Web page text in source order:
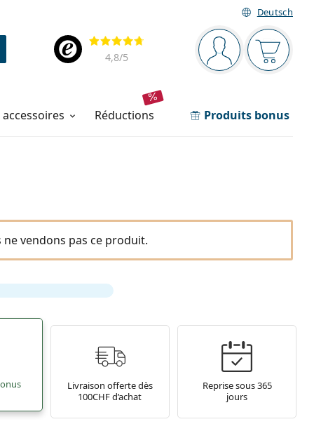
Deutsch
Barre de navigation
Vous êtesVotre
Évaluation
4,8/5
réductions Produits bonus
vendons pas ce produit.
Livraison offerte dès
100CHF d’achat
Reprise sous 365
jours